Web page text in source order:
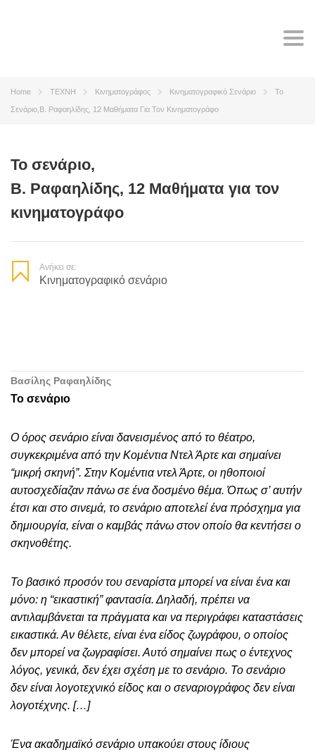
Home TEXNH Κινηματογράφος Κινηματογραφικό Σενάριο Το
Σενάριο,Β. Ραφαηλίδης, 12 Μαθήματα Για Τον Κινηματογράφο
Το σενάριο,
Β. Ραφαηλίδης, 12 Μαθήματα για τον
κινηματογράφο
Ανήκει σε:
Κινηματογραφικό σενάριο
Βασίλης Ραφαηλίδης
Το σενάριο
Ο όρος σενάριο είναι δανεισμένος από το θέατρο,
συγκεκριμένα από την Κομέντια Ντελ Άρτε και σημαίνει
“μικρή σκηνή”. Στην Κομέντια ντελ Άρτε, οι ηθοποιοί
αυτοσχεδίαζαν πάνω σε ένα δοσμένο θέμα. Όπως σ’ αυτήν
έτσι και στο σινεμά, το σενάριο αποτελεί ένα πρόσχημα για
δημιουργία, είναι ο καμβάς πάνω στον οποίο θα κεντήσει ο
σκηνοθέτης.
Το βασικό προσόν του σεναρίστα μπορεί να είναι ένα και
μόνο: η “εικαστική” φαντασία. Δηλαδή, πρέπει να
αντιλαμβάνεται τα πράγματα και να περιγράφει καταστάσεις
εικαστικά. Αν θέλετε, είναι ένα είδος ζωγράφου, ο οποίος
δεν μπορεί να ζωγραφίσει. Αυτό σημαίνει πως ο έντεχνος
λόγος, γενικά, δεν έχει σχέση με το σενάριο. Το σενάριο
δεν είναι λογοτεχνικό είδος και ο σεναριογράφος δεν είναι
λογοτέχνης. […]
Ένα ακαδημαϊκό σενάριο υπακούει στους ίδιους